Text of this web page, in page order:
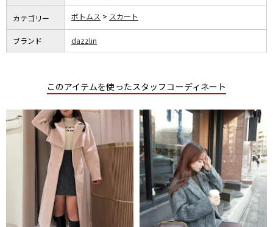
カテゴリー ボトムス スカート
ブランド dazzlin
このアイテムを使ったスタッフコーディネート